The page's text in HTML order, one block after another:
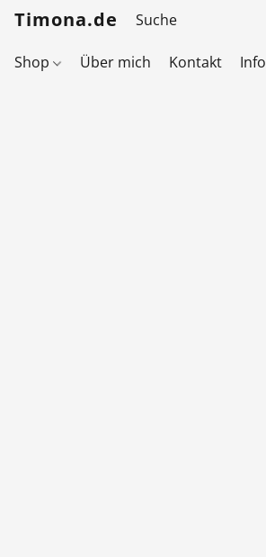
Timona.de
Shop Über mich Kontakt Info